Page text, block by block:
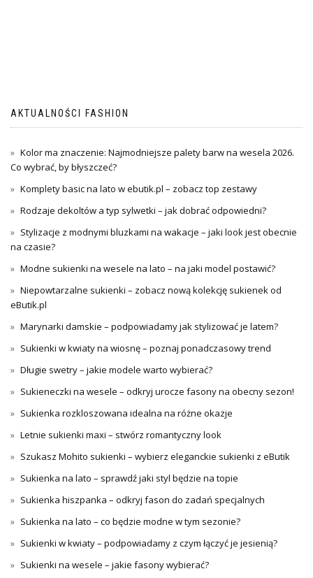
AKTUALNOŚCI FASHION
Kolor ma znaczenie: Najmodniejsze palety barw na wesela 2026.
Co wybrać, by błyszczeć?
Komplety basic na lato w ebutik.pl – zobacz top zestawy
Rodzaje dekoltów a typ sylwetki – jak dobrać odpowiedni?
Stylizacje z modnymi bluzkami na wakacje – jaki look jest obecnie
na czasie?
Modne sukienki na wesele na lato – na jaki model postawić?
Niepowtarzalne sukienki – zobacz nową kolekcję sukienek od
eButik.pl
Marynarki damskie – podpowiadamy jak stylizować je latem?
Sukienki w kwiaty na wiosnę – poznaj ponadczasowy trend
Długie swetry – jakie modele warto wybierać?
Sukieneczki na wesele – odkryj urocze fasony na obecny sezon!
Sukienka rozkloszowana idealna na różne okazje
Letnie sukienki maxi – stwórz romantyczny look
Szukasz Mohito sukienki – wybierz eleganckie sukienki z eButik
Sukienka na lato – sprawdź jaki styl będzie na topie
Sukienka hiszpanka – odkryj fason do zadań specjalnych
Sukienka na lato – co będzie modne w tym sezonie?
Sukienki w kwiaty – podpowiadamy z czym łączyć je jesienią?
Sukienki na wesele – jakie fasony wybierać?